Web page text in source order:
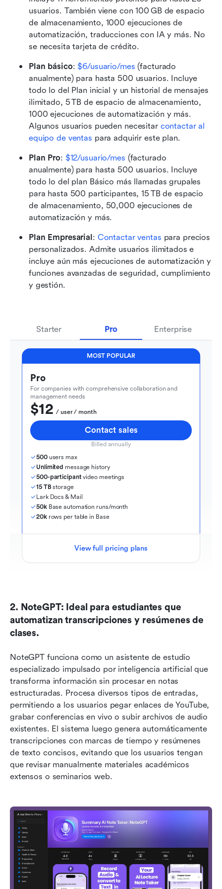
usuarios. También viene con 100 GB de espacio
de almacenamiento, 1000 ejecuciones de
automatización, traducciones con IA y más. No
se necesita tarjeta de crédito.
Plan básico: $6/usuario/mes (facturado
anualmente) para hasta 500 usuarios. Incluye
todo lo del Plan inicial y un historial de mensajes
ilimitado, 5 TB de espacio de almacenamiento,
1000 ejecuciones de automatización y más.
Algunos usuarios pueden necesitar contactar al
equipo de ventas para adquirir este plan.
Plan Pro: $12/usuario/mes (facturado
anualmente) para hasta 500 usuarios. Incluye
todo lo del plan Básico más llamadas grupales
para hasta 500 participantes, 15 TB de espacio
de almacenamiento, 50,000 ejecuciones de
automatización y más.
Plan Empresarial : Contactar ventas para precios
personalizados. Admite usuarios ilimitados e
incluye aún más ejecuciones de automatización y
funciones avanzadas de seguridad, cumplimiento
y gestión.
Starter Pro Enterprise
MOST POPULAR
Pro
For companies with comprehensive collaboration and
management needs
$12
  / user / month
Contact sales
Billed annually
500 users max
Unlimited message history
500-participant video meetings
15 TB storage
Lark Docs & Mail
50k Base automation runs/month
20k rows per table in Base
View full pricing plans
2. NoteGPT: Ideal para estudiantes que
automatizan transcripciones y resúmenes de
clases.
NoteGPT funciona como un asistente de estudio
especializado impulsado por inteligencia artificial que
transforma información sin procesar en notas
estructuradas. Procesa diversos tipos de entradas,
permitiendo a los usuarios pegar enlaces de YouTube,
grabar conferencias en vivo o subir archivos de audio
existentes. El sistema luego genera automáticamente
transcripciones con marcas de tiempo y resúmenes
de texto concisos, evitando que los usuarios tengan
que revisar manualmente materiales académicos
extensos o seminarios web.